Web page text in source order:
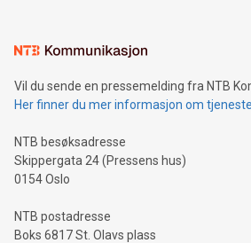
Vil du sende en pressemelding fra NTB
Her finner du mer informasjon om
NTB besøksadresse
Skippergata 24 (Pressens hus)
0154 Oslo
NTB postadresse
Boks 6817 St. Olavs plass